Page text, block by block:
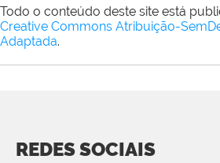
Todo o conteúdo deste site está
Creative Commons Atribuição-
Adaptada.
REDES SOCIAIS